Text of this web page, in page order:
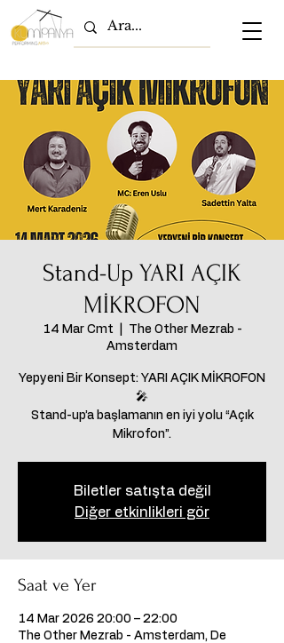
Stand-Up YARI AÇIK
MİKROFON
14 Mar Cmt
The Other Mezrab -
Amsterdam
Yepyeni Bir Konsept: YARI AÇIK MİKROFON
🎤
Stand-up’a başlamanın en iyi yolu “Açık
Mikrofon”.
Biletler satışta değil
Diğer etkinlikleri gör
Saat ve Yer
14 Mar 2026 20:00 – 22:00
The Other Mezrab - Amsterdam, De